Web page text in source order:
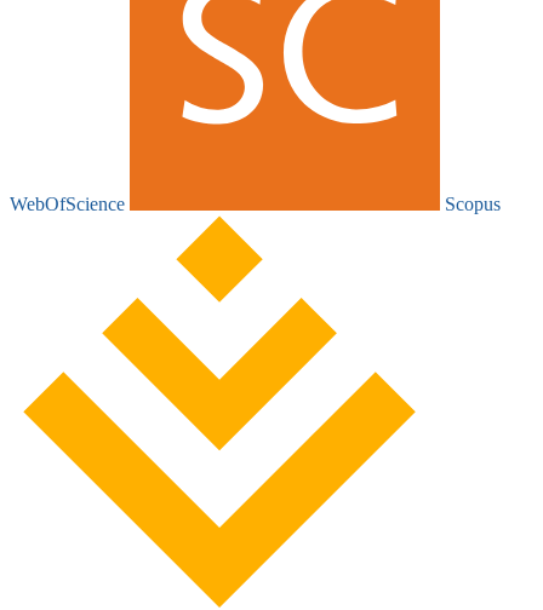
WebOfScience Scopus